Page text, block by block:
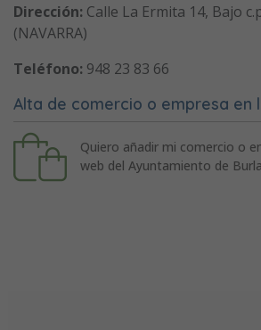
Dirección: Calle La Ermita 14, Bajo
(NAVARRA)
Teléfono: 948 23 83 66
Alta de comercio o empresa en
Quiero añadir mi comercio o
web del Ayuntamiento de